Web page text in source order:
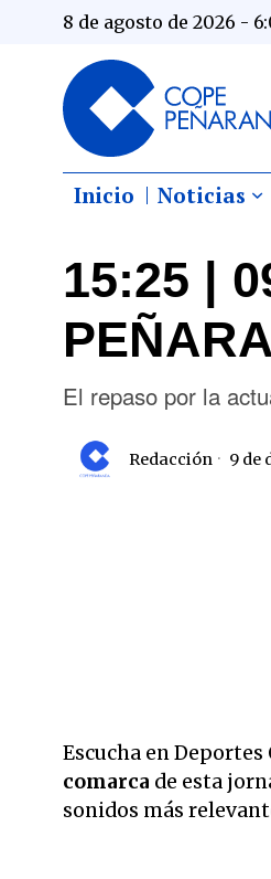
8 de agosto de 2026 -
Inicio Noticias
15:25 |
El repaso por la
Redacción 9 de
Escucha en
comarca de esta
sonidos más